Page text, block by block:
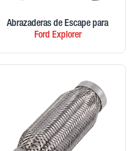
Abrazaderas de Escape para
Ford Explorer